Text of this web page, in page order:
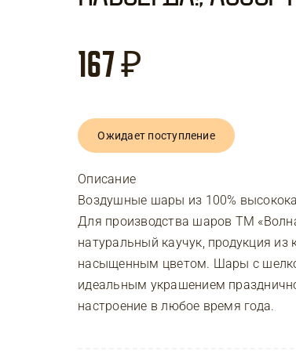
167₽
Ожидает поступление
Описание
Воздушные шары из 100%
Для производства шаров ТМ
натуральный каучук, продукция из
насыщенным цветом. Шары с
идеальным украшением
настроение в любое время года.